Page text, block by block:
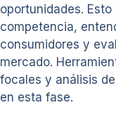
oportunidades.
competencia,
consumidores y
mercado.
focales y análisis
en esta fase.